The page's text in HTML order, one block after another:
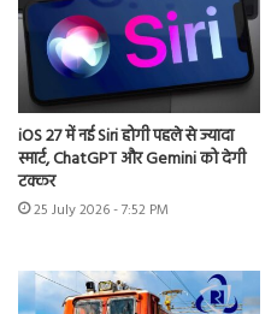
iOS 27 में नई Siri होगी पहले से ज्यादा
स्मार्ट, ChatGPT और Gemini को देगी
टक्कर
25 July 2026 - 7:52 PM